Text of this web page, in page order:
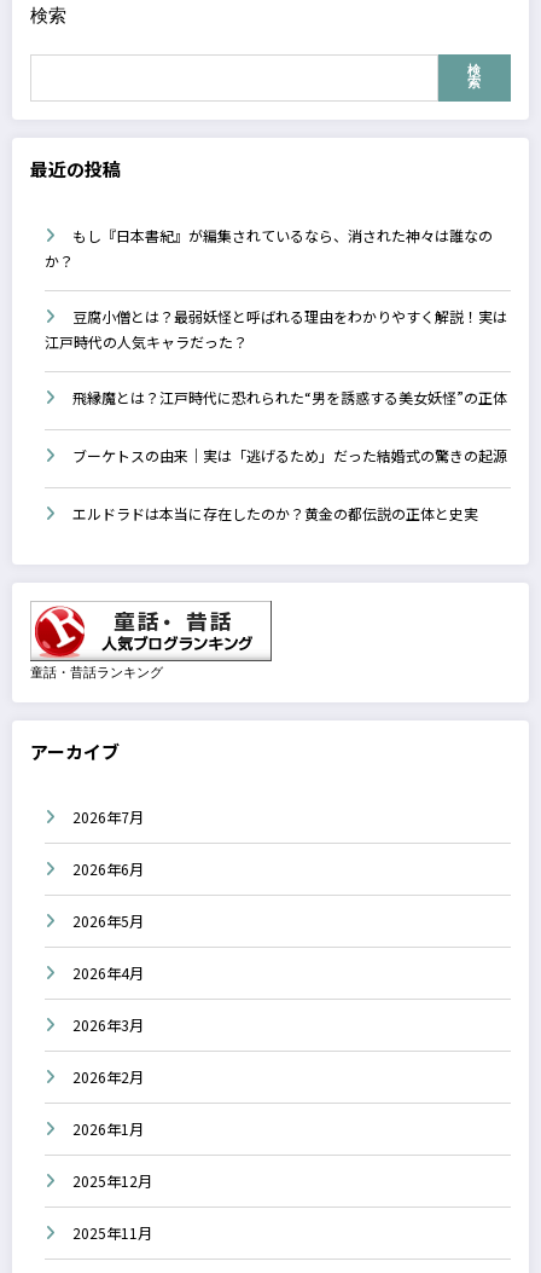
検索
検
索
最近の投稿
もし『日本書紀』が編集されているなら、消された神々は誰なの
か？
豆腐小僧とは？最弱妖怪と呼ばれる理由をわかりやすく解説！実は
江戸時代の人気キャラだった？
飛縁魔とは？江戸時代に恐れられた“男を誘惑する美女妖怪”の正体
ブーケトスの由来｜実は「逃げるため」だった結婚式の驚きの起源
エルドラドは本当に存在したのか？黄金の都伝説の正体と史実
童話・昔話ランキング
アーカイブ
2026年7月
2026年6月
2026年5月
2026年4月
2026年3月
2026年2月
2026年1月
2025年12月
2025年11月